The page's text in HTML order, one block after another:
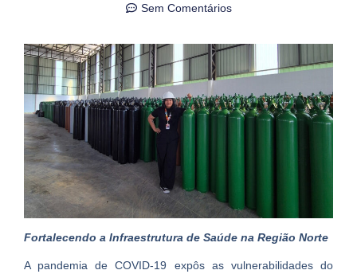
Sem Comentários
Fortalecendo a Infraestrutura de Saúde na Região Norte
A pandemia de COVID-19 expôs as vulnerabilidades do